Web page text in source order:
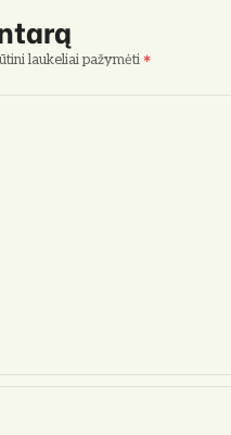
laukeliai pažymėti